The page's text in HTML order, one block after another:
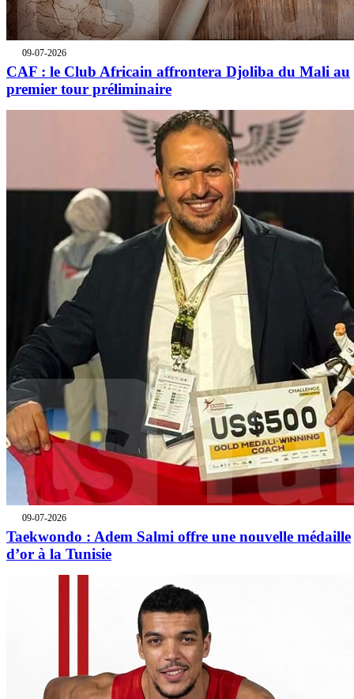
09-07-2026
CAF : le Club Africain affrontera Djoliba du Mali au
premier tour préliminaire
09-07-2026
Taekwondo : Adem Salmi offre une nouvelle médaille
d’or à la Tunisie